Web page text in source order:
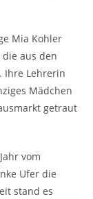
Mia Kohler
aus den
Ihre Lehrerin
Mädchen
getraut
vom
Ufer die
stand es